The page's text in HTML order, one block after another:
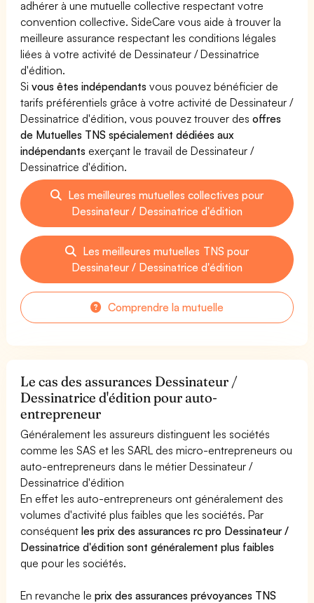
adhérer à une mutuelle collective respectant votre
convention collective. SideCare vous aide à trouver la
meilleure assurance respectant les conditions légales
liées à votre activité de Dessinateur / Dessinatrice
d'édition.
Sivous êtes indépendants vous pouvez bénéficier de
tarifs préférentiels grâce à votre activité de Dessinateur /
Dessinatrice d'édition, vous pouvez trouver desoffres
de Mutuelles TNS spécialement dédiées aux
indépendants exerçant le travail de Dessinateur /
Dessinatrice d'édition.
Les meilleures mutuelles collectives pour
Dessinateur / Dessinatrice d'édition
Les meilleures mutuelles TNS pour
Dessinateur / Dessinatrice d'édition
Comprendre la mutuelle
Le cas des assurances Dessinateur /
Dessinatrice d'édition pour auto-
entrepreneur
Généralement les assureurs distinguent les sociétés
comme les SAS et les SARL des micro-entrepreneurs ou
auto-entrepreneurs dans le métier Dessinateur /
Dessinatrice d'édition
En effet les auto-entrepreneurs ont généralement des
volumes d'activité plus faibles que les sociétés. Par
conséquentles prix des assurances rc pro Dessinateur /
Dessinatrice d'édition sont généralement plus faibles
que pour les sociétés.
En revanche leprix des assurances prévoyances TNS